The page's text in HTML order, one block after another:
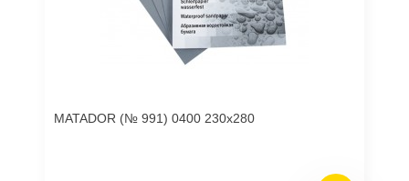
MATADOR (№ 991) 0400 230х280